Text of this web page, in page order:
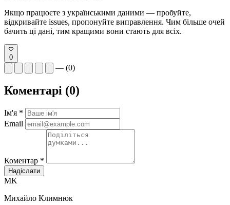
Якщо працюєте з українськими даними — пробуйте,
відкривайте issues, пропонуйте виправлення. Чим більше очей
бачить ці дані, тим кращими вони стають для всіх.
0
— (0)
Коментарі (0)
Ім'я *
Email
Коментар *
Надіслати
MK
Михайло Климнюк